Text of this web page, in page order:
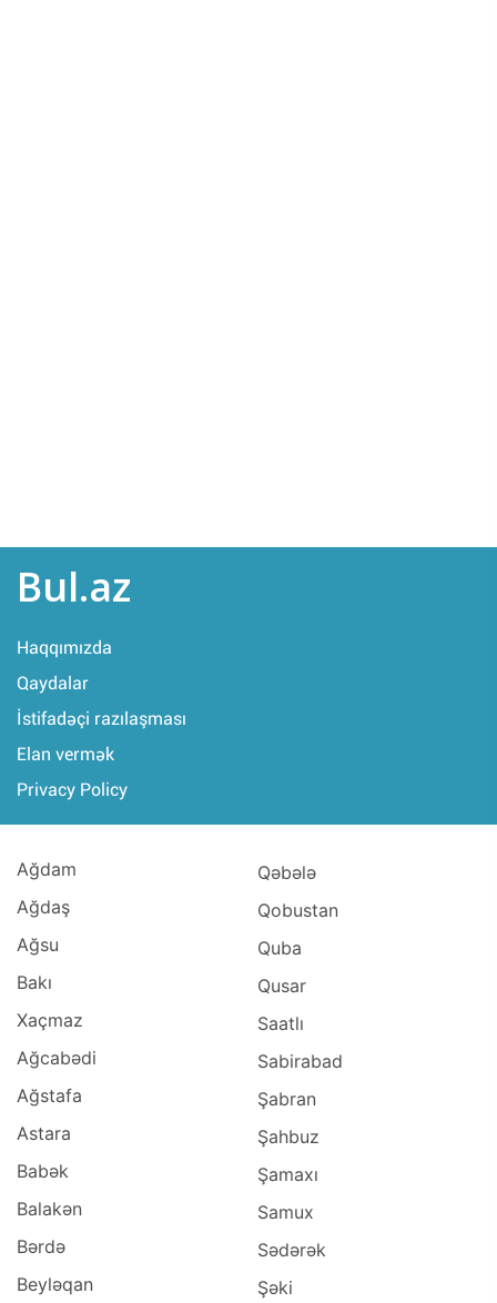
Bul.az
Haqqımızda
Qaydalar
İstifadəçi razılaşması
Elan vermək
Privacy Policy
Ağdam
Ağdaş
Ağsu
Bakı
Xaçmaz
Ağcabədi
Ağstafa
Astara
Babək
Balakən
Bərdə
Beyləqan
Qəbələ
Qobustan
Quba
Qusar
Saatlı
Sabirabad
Şabran
Şahbuz
Şamaxı
Samux
Sədərək
Şəki